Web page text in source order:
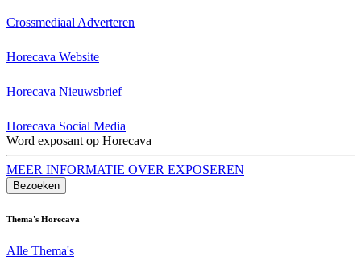
Crossmediaal Adverteren
Horecava Website
Horecava Nieuwsbrief
Horecava Social Media
Word exposant op Horecava
MEER INFORMATIE OVER EXPOSEREN
Bezoeken
Thema's Horecava
Alle Thema's